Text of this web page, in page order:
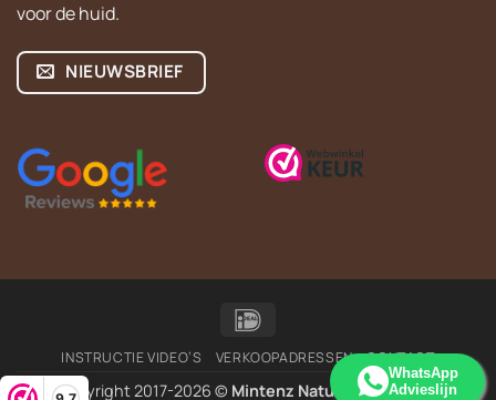
voor de huid.
NIEUWSBRIEF
INSTRUCTIE VIDEO’S VERKOOPADRESSEN CONTACT
Copyright 2017-2026 © Mintenz Natural Cosmetics
WhatsApp
Advieslijn